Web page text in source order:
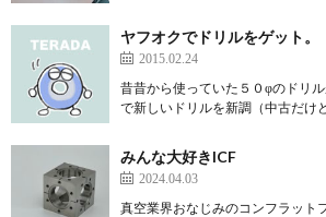
ヤフオクでドリルをゲット。
2015.02.24
昔昔から使っていた５０φのドリ
で新しいドリルを新調（中古だけ
みんな大好きICF
2024.04.03
真空業界おなじみのコンフラット